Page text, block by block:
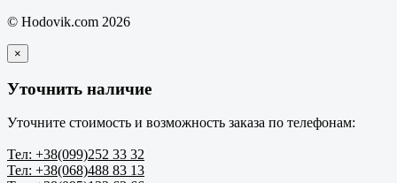
© Hodovik.com 2026
×
Уточнить наличие
Уточните стоимость и возможность заказа по телефонам:
Тел: +38(099)252 33 32
Тел: +38(068)488 83 13